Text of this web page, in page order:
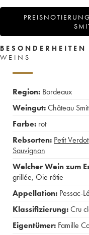
BESONDERHEITEN
WEINS
Region: Bordeaux
Weingut:Château
Farbe: rot
Rebsorten: Petit Verdot
Sauvignon
Welcher Wein zum
grillée, Oie rôtie
Appellation: Pessac-
Klassifizierung:Cru
Eigentümer: Famille